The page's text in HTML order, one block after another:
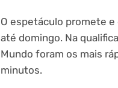
O espetáculo promete
até domingo. Na
Mundo foram os mais
minutos.